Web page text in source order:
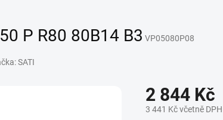
P R80 80B14 B3 VP05080P08
SATI
2 844 Kč
3 441 Kč včetně DPH